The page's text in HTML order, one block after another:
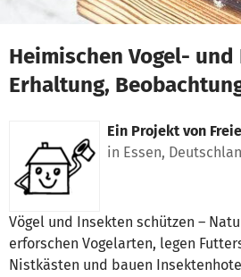
Heimischen Vogel-
Erhaltung,
Ein Projekt von
in Essen,
Vögel und Insekten schützen –
erforschen Vogelarten, legen
Nistkästen und bauen